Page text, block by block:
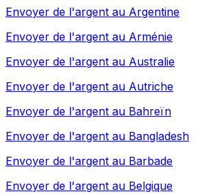
Envoyer de l'argent au Argentine
Envoyer de l'argent au Arménie
Envoyer de l'argent au Australie
Envoyer de l'argent au Autriche
Envoyer de l'argent au Bahreïn
Envoyer de l'argent au Bangladesh
Envoyer de l'argent au Barbade
Envoyer de l'argent au Belgique